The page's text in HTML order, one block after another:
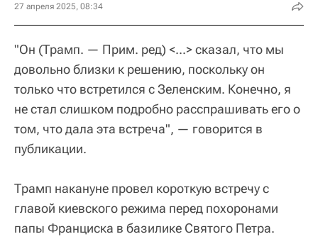
27 апреля 2025, 08:34
"Он (Трамп. — Прим. ред) <...> сказал, что мы
довольно близки к решению, поскольку он
только что встретился с Зеленским. Конечно, я
не стал слишком подробно расспрашивать его о
том, что дала эта встреча", — говорится в
публикации.
Трамп накануне провел короткую встречу с
главой киевского режима перед похоронами
папы Франциска в базилике Святого Петра.